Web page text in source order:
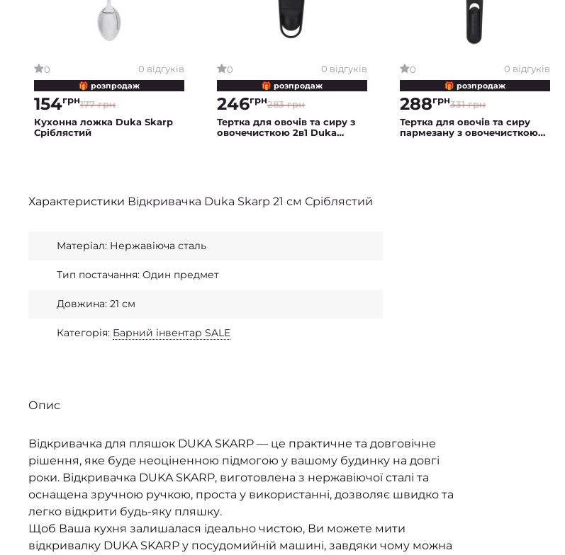
0 0 відгуків
🎁 розпродаж
177 грн
154грн
Кухонна ложка Duka Skarp
Сріблястий
0 0 відгуків
🎁 розпродаж
283 грн
246грн
Тертка для овочів та сиру з
овочечисткою 2в1 Duka
0 0 відгуків
🎁 розпродаж
331 грн
288грн
Тертка для овочів та сиру
пармезану з овочечисткою
Характеристики Відкривачка Duka Skarp 21 см Сріблястий
Матеріал: Нержавіюча сталь
Тип постачання: Один предмет
Довжина: 21 см
Категорія: Барний інвентар SALE
Опис
Відкривачка для пляшок DUKA SKARP — це практичне та довговічне
рішення, яке буде неоціненною підмогою у вашому будинку на довгі
роки. Відкривачка DUKA SKARP, виготовлена з нержавіючої сталі та
оснащена зручною ручкою, проста у використанні, дозволяє швидко та
легко відкрити будь-яку пляшку.
Щоб Ваша кухня залишалася ідеально чистою, Ви можете мити
відкривалку DUKA SKARP у посудомийній машині, завдяки чому можна